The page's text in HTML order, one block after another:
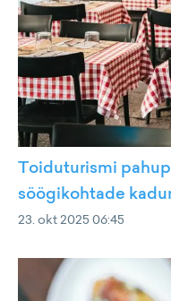
Toiduturismi
söögikohtade
23. okt 2025 06:45